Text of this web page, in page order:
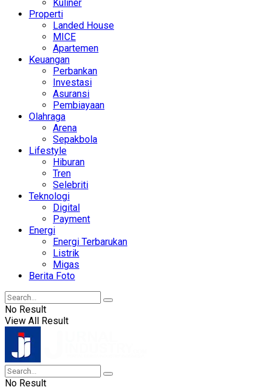
Kuliner
Properti
Landed House
MICE
Apartemen
Keuangan
Perbankan
Investasi
Asuransi
Pembiayaan
Olahraga
Arena
Sepakbola
Lifestyle
Hiburan
Tren
Selebriti
Teknologi
Digital
Payment
Energi
Energi Terbarukan
Listrik
Migas
Berita Foto
No Result
View All Result
No Result